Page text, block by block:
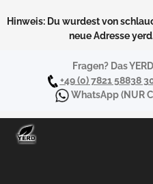
Hinweis: Du wurdest von
neue Adresse
Fragen? Das
+49 (0) 7821 58838
WhatsApp(NUR